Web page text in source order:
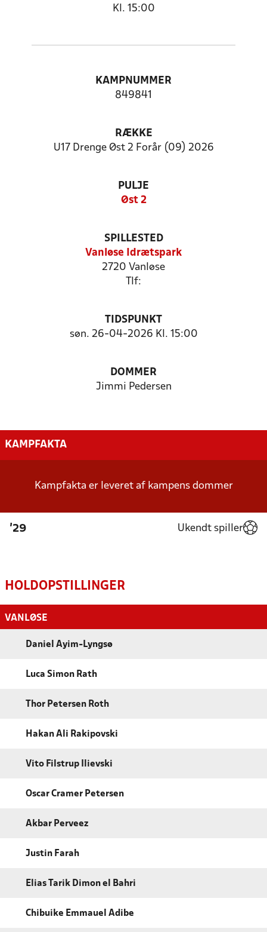
Kl. 15:00
KAMPNUMMER
849841
RÆKKE
U17 Drenge Øst 2 Forår (09) 2026
PULJE
Øst 2
SPILLESTED
Vanløse Idrætspark
2720 Vanløse
Tlf:
TIDSPUNKT
søn. 26-04-2026 Kl. 15:00
DOMMER
Jimmi Pedersen
KAMPFAKTA
Kampfakta er leveret af kampens dommer
'29 Ukendt spiller
HOLDOPSTILLINGER
VANLØSE
Daniel Ayim-Lyngsø
Luca Simon Rath
Thor Petersen Roth
Hakan Ali Rakipovski
Vito Filstrup Ilievski
Oscar Cramer Petersen
Akbar Perveez
Justin Farah
Elias Tarik Dimon el Bahri
Chibuike Emmauel Adibe